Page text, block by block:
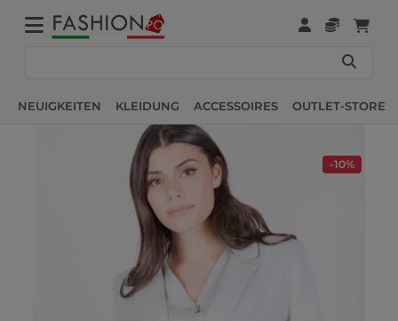
NEUIGKEITEN KLEIDUNG ACCESSOIRES OUTLET-STORE
-10%